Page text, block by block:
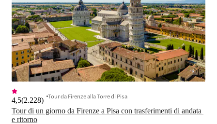
Tour di un giorno da Firenze a Pisa con trasferimenti di andata
e ritorno
4,5(2.228) Tour da Firenze alla Torre di Pisa